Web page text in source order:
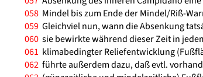
058 Mindel bis zum Ende der Mindel/Riß-
059 Gleichviel nun, wann die Absenkung
060 sie bewirkte während dieser Zeit in
061 klimabedingter Reliefentwicklung
062 führte außerdem dazu, daß evtl.